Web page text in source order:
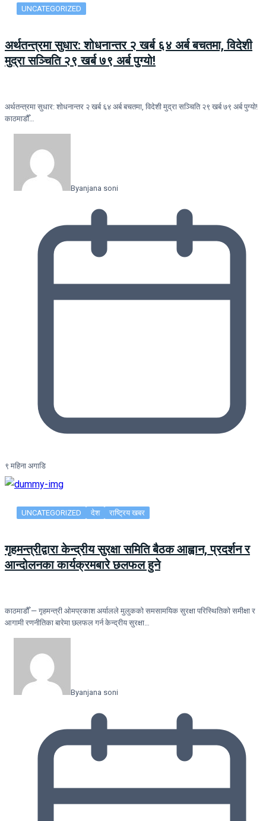
UNCATEGORIZED
अर्थतन्त्रमा सुधार: शोधनान्तर २ खर्ब ६४ अर्ब बचतमा, विदेशी
मुद्रा सञ्चिति २९ खर्ब ७९ अर्ब पुग्यो!
अर्थतन्त्रमा सुधार: शोधनान्तर २ खर्ब ६४ अर्ब बचतमा, विदेशी मुद्रा सञ्चिति २९ खर्ब ७९ अर्ब पुग्यो!
काठमाडौँ…
Byanjana soni
९ महिना अगाडि
UNCATEGORIZED देश राष्ट्रिय खबर
गृहमन्त्रीद्वारा केन्द्रीय सुरक्षा समिति बैठक आह्वान, प्रदर्शन र
आन्दोलनका कार्यक्रमबारे छलफल हुने
काठमाडौँ — गृहमन्त्री ओमप्रकाश अर्यालले मुलुकको समसामयिक सुरक्षा परिस्थितिको समीक्षा र
आगामी रणनीतिका बारेमा छलफल गर्न केन्द्रीय सुरक्षा…
Byanjana soni